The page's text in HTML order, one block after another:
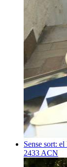
Sense sort:
2433 ACN